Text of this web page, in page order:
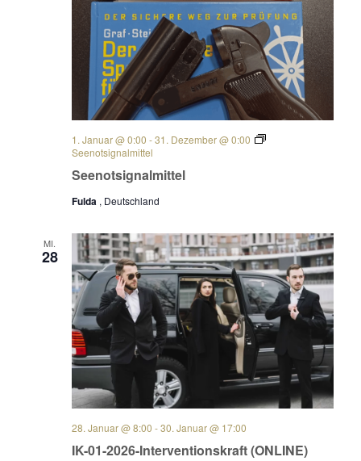
Seenotsignalmittel
1. Januar @ 0:00 -31. Dezember @ 0:00
Seenotsignalmittel
Fulda , Deutschland
MI.
28
IK-01-2026-Interventionskraft (ONLINE)
28. Januar @ 8:00 -30. Januar @ 17:00